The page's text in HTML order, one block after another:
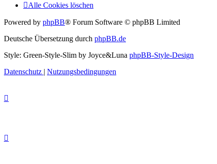
Alle Cookies löschen
Powered by phpBB® Forum Software © phpBB Limited
Deutsche Übersetzung durch phpBB.de
Style: Green-Style-Slim by Joyce&Luna phpBB-Style-Design
Datenschutz | Nutzungsbedingungen